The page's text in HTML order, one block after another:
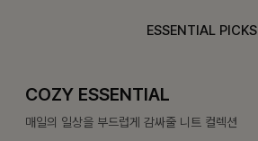
ESSENTIAL PICKS
COZY ESSENTIAL
매일의 일상을 부드럽게 감싸줄 니트 컬렉션